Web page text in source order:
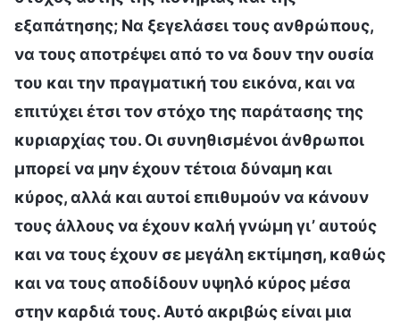
εξαπάτησης; Να ξεγελάσει τους ανθρώπους,
να τους αποτρέψει από το να δουν την ουσία
του και την πραγματική του εικόνα, και να
επιτύχει έτσι τον στόχο της παράτασης της
κυριαρχίας του. Οι συνηθισμένοι άνθρωποι
μπορεί να μην έχουν τέτοια δύναμη και
κύρος, αλλά και αυτοί επιθυμούν να κάνουν
τους άλλους να έχουν καλή γνώμη γι’ αυτούς
και να τους έχουν σε μεγάλη εκτίμηση, καθώς
και να τους αποδίδουν υψηλό κύρος μέσα
στην καρδιά τους. Αυτό ακριβώς είναι μια